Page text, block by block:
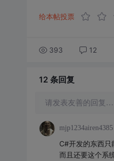
给本帖投票
393 12
12 条回复
请发表友善的回复…
mjp1234airen4385
C#开发的东西只
而且还要这个系